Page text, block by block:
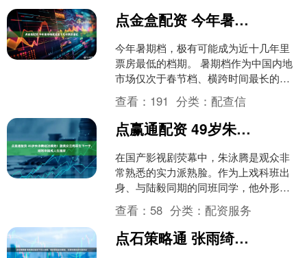
点金盒配资 今年暑期档或成近十几年票房最低
今年暑期档，极有可能成为近十几年里
票房最低的档期。 暑期档作为中国内地
市场仅次于春节档、横跨时间最长的大
档期，每年都有众多备受瞩目的影片上
映，不乏创造高票房甚至....
查看： 191 分类：配查信
点赢通配资 49岁朱泳腾近况曝光！娶美女兰雨霖生下一子，婚姻幸福成人生赢家
在国产影视剧荧幕中，朱泳腾是观众非
常熟悉的实力派熟脸。作为上戏科班出
身、与陆毅同期的同班同学，他外形俊
朗挺拔、演技沉稳细腻，深耕演艺圈二
十余年，塑造了无数经典荧....
查看： 58 分类：配资服务
点石策略通 张雨绮红毯双下巴太抢镜，蒋欣却成全场最佳，女星生图状态引发热议